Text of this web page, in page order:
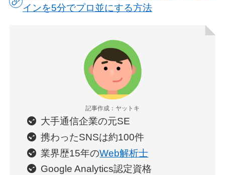
インを5分でプロ並にする方法
記事作成：ヤットキ
大手通信企業の元SE
携わったSNSは約100件
業界歴15年のWeb解析士
Google Analytics認定資格